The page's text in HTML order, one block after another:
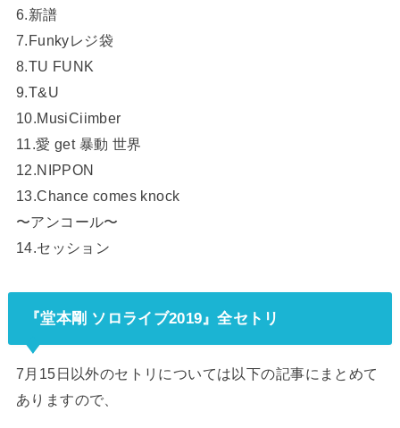
6.新譜
7.Funkyレジ袋
8.TU FUNK
9.T&U
10.MusiCiimber
11.愛 get 暴動 世界
12.NIPPON
13.Chance comes knock
〜アンコール〜
14.セッション
『堂本剛 ソロライブ2019』全セトリ
7月15日以外のセトリについては以下の記事にまとめて
ありますので、